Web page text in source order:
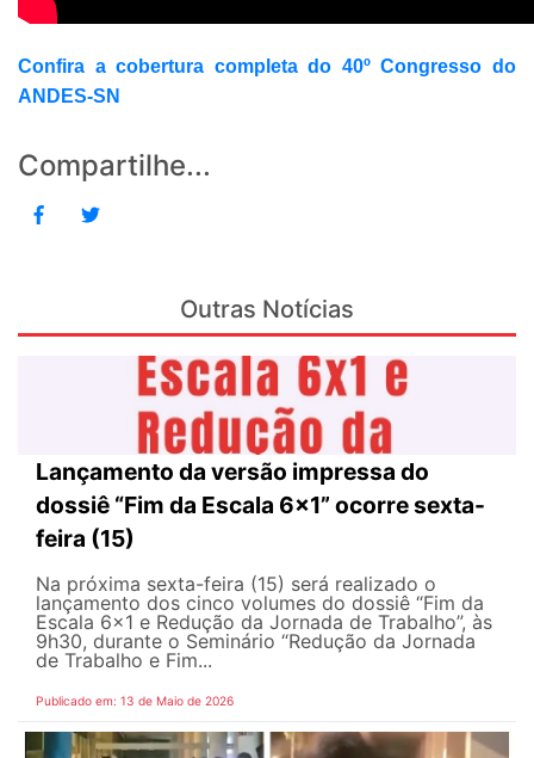
Confira a cobertura completa do 40º Congresso do
ANDES-SN
Compartilhe...
Outras Notícias
Lançamento da versão impressa do
dossiê “Fim da Escala 6×1” ocorre sexta-
feira (15)
Na próxima sexta-feira (15) será realizado o
lançamento dos cinco volumes do dossiê “Fim da
Escala 6×1 e Redução da Jornada de Trabalho”, às
9h30, durante o Seminário “Redução da Jornada
de Trabalho e Fim...
Publicado em: 13 de Maio de 2026